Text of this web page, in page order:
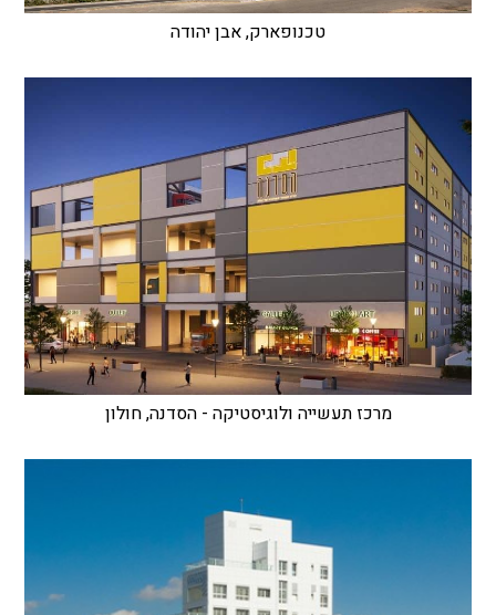
טכנופארק, אבן יהודה
מרכז תעשייה ולוגיסטיקה - הסדנה, חולון